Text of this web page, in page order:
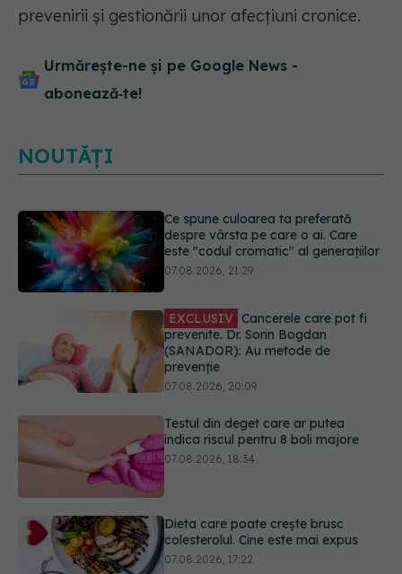
prevenirii și gestionării unor afecțiuni cronice.
Urmărește-ne și pe Google News -
abonează‑te!
NOUTĂȚI
EXCLUSIV Cancerele care pot fi
prevenite. Dr. Sorin Bogdan
(SANADOR): Au metode de
prevenție
Testul din deget care ar putea
indica riscul pentru 8 boli majore
07.08.2026, 18:34
Dieta care poate crește brusc
colesterolul. Cine este mai expus
07.08.2026, 17:22
PNRR: 174 de milioane de lei pentru
sănătate într-o singură săptămână.
Ce spitale primesc bani